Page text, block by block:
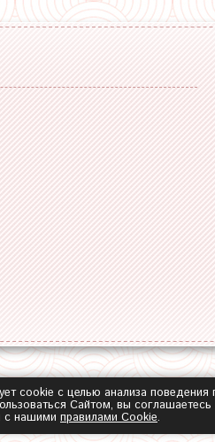
cookie с целью анализа поведения
Сайтом, вы
с нашими правилами Сookie.